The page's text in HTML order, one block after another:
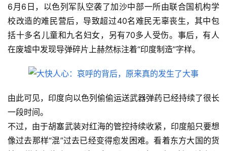
6月6日，以色列军队空袭了加沙中部一所由联合国机构学
校改造的难民营后，导致超过40名难民无辜丧生，其中包
括十多名儿童和九名妇女，另有70多人受伤。事后，有人
在废墟中发现导弹碎片上赫然标注着“印度制造”字样。
由此可见，印度向以色列偷偷运送武器弹药已经持续了很长
一段时间。
不过，由于胡塞武装对红海的管控持续收紧，印度船只要想
像过去那样“混”过去已经变得愈发困难。看着东方大国的货